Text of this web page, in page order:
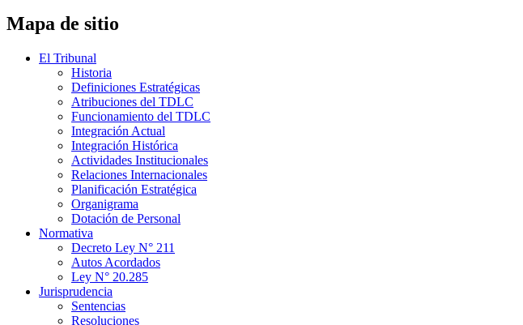
Mapa de sitio
El Tribunal
Historia
Definiciones Estratégicas
Atribuciones del TDLC
Funcionamiento del TDLC
Integración Actual
Integración Histórica
Actividades Institucionales
Relaciones Internacionales
Planificación Estratégica
Organigrama
Dotación de Personal
Normativa
Decreto Ley N° 211
Autos Acordados
Ley N° 20.285
Jurisprudencia
Sentencias
Resoluciones